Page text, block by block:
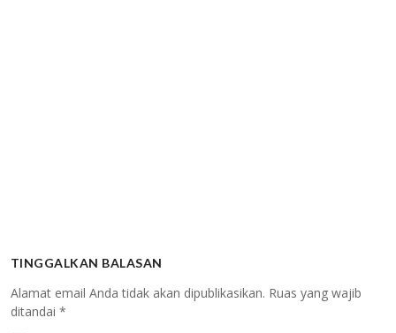
TINGGALKAN BALASAN
Alamat email Anda tidak akan dipublikasikan. Ruas yang wajib
ditandai *